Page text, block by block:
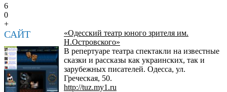
6
0
+
САЙТ
«Одесский театр юного зрителя им.
Н.Островского»
В репертуаре театра спектакли на известные
сказки и рассказы как украинских, так и
зарубежных писателей. Одесса, ул.
Греческая, 50.
http://tuz.my1.ru